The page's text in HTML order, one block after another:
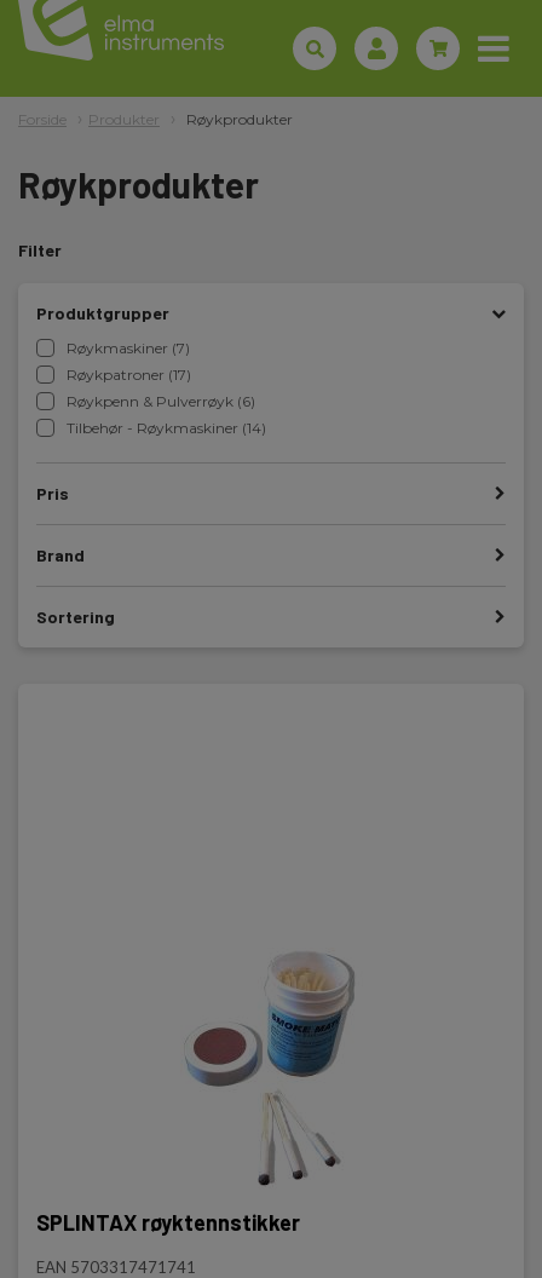
Forside Produkter Røykprodukter
Røykprodukter
Filter
Produktgrupper
Røykmaskiner (7)
Røykpatroner (17)
Røykpenn & Pulverrøyk (6)
Tilbehør - Røykmaskiner (14)
Pris
Brand
Sortering
SPLINTAX røyktennstikker
EAN 5703317471741